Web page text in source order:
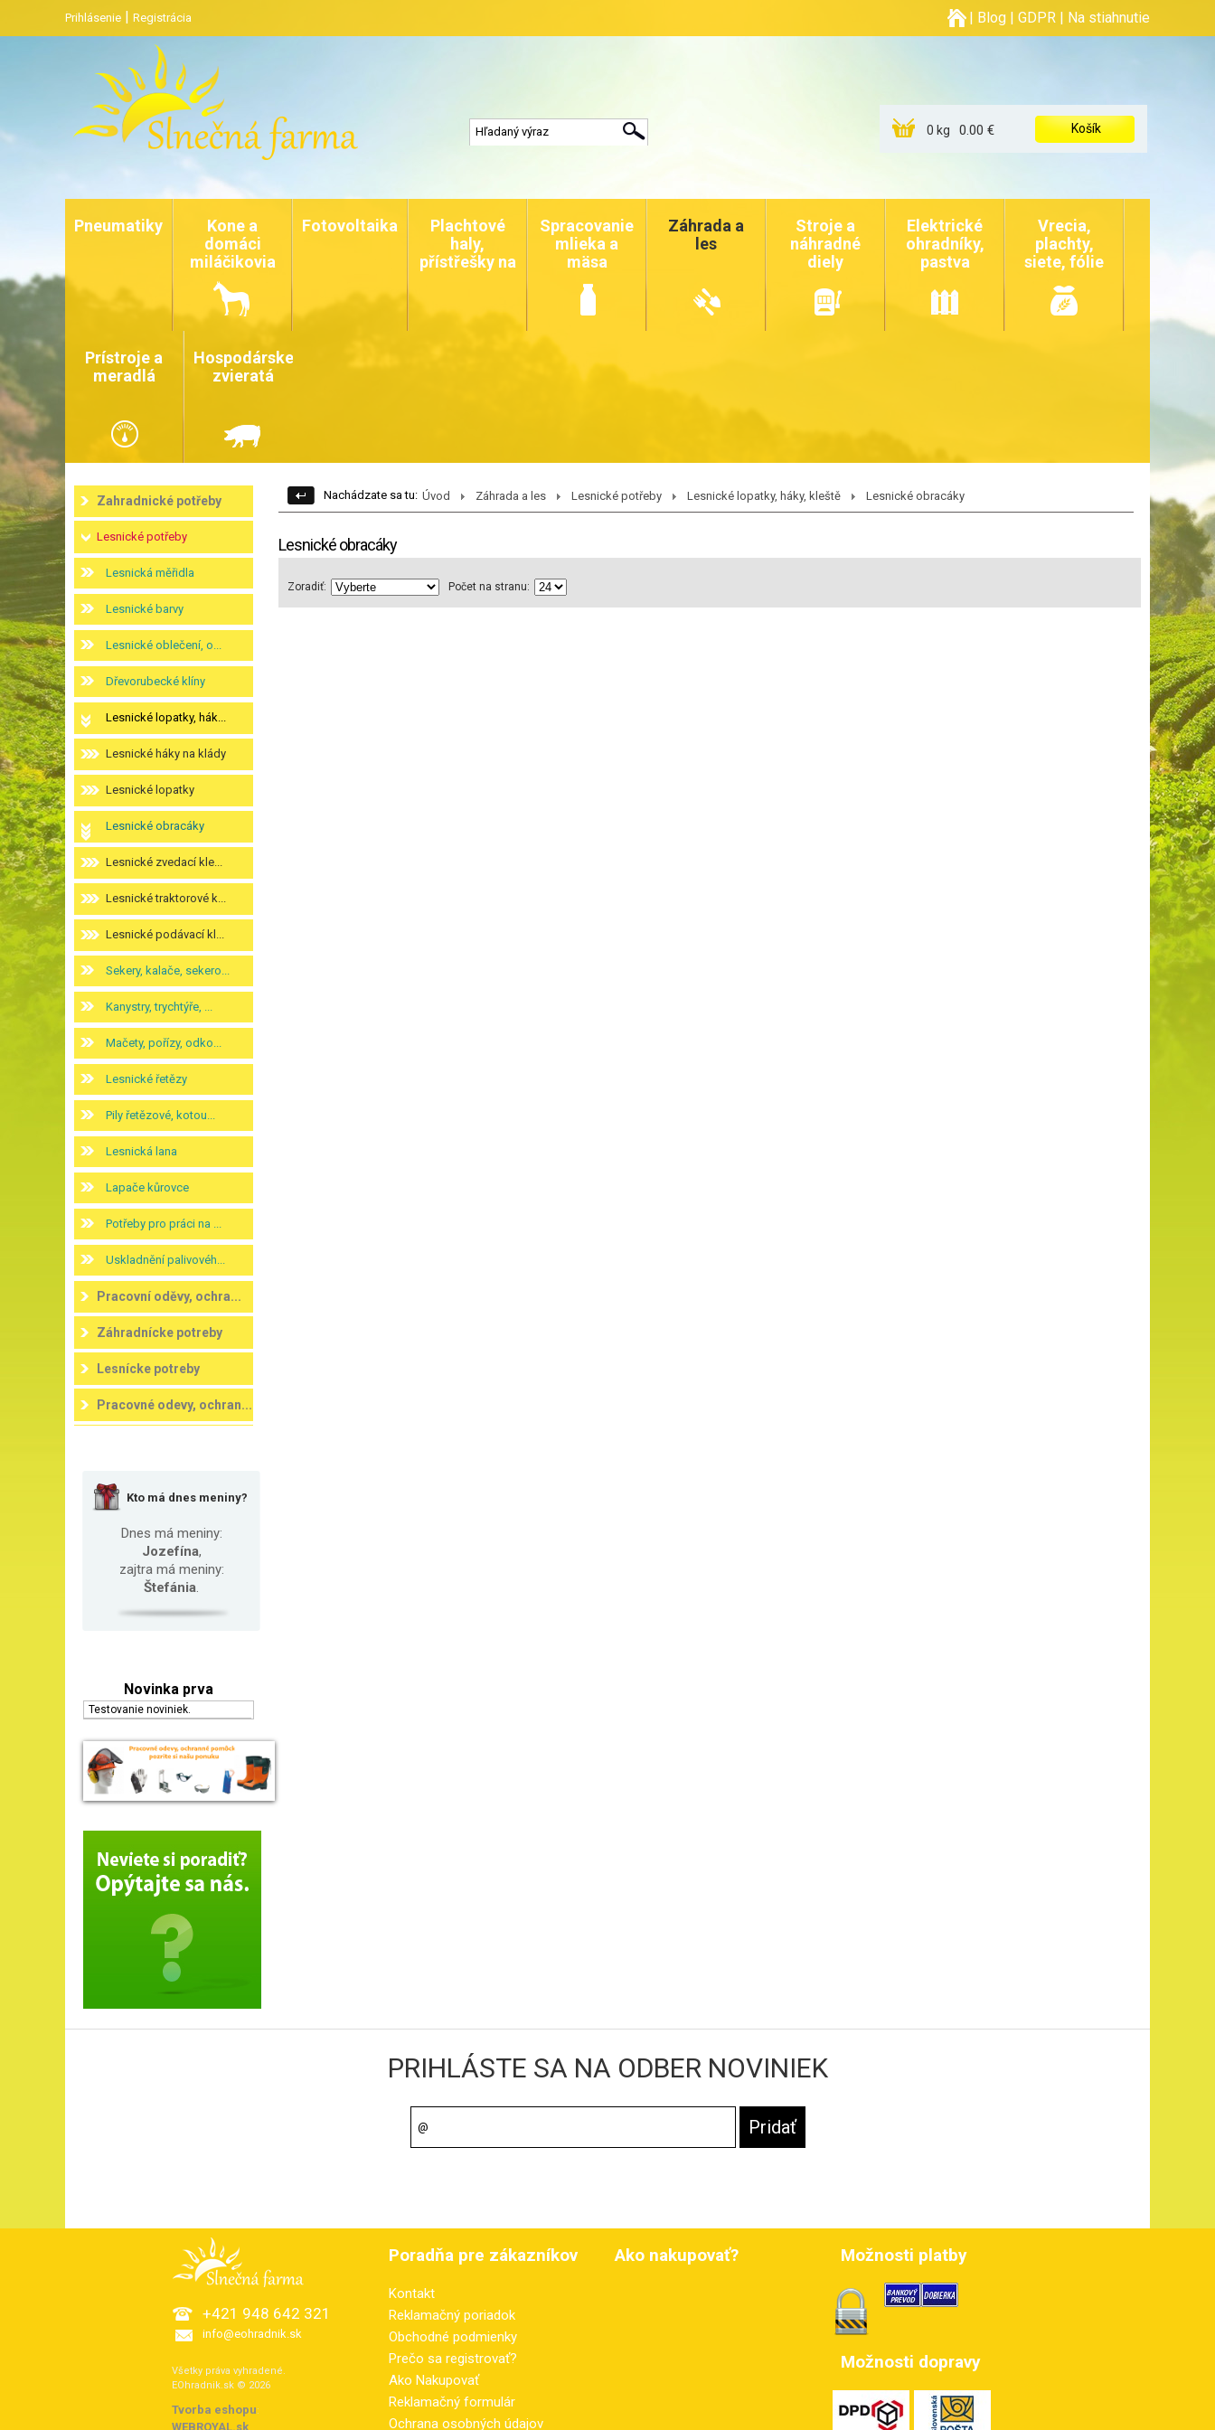
Prihlásenie | Registrácia | Blog | GDPR | Na stiahnutie
0 kg 0.00 € Košík
Pneumatiky
Kone a
domáci
miláčikovia
Fotovoltaika
Plachtové
haly,
přístřešky na
Spracovanie
mlieka a
mäsa
Záhrada a
les
Stroje a
náhradné
diely
Elektrické
ohradníky,
pastva
Vrecia,
plachty,
siete, fólie
Prístroje a
meradlá
Hospodárske
zvieratá
Zahradnické potřeby
Lesnické potřeby
Lesnická měřidla
Lesnické barvy
Lesnické oblečení, o...
Dřevorubecké klíny
Lesnické lopatky, hák...
Lesnické háky na klády
Lesnické lopatky
Lesnické obracáky
Lesnické zvedací kle...
Lesnické traktorové k...
Lesnické podávací kl...
Sekery, kalače, sekero...
Kanystry, trychtýře, ...
Mačety, pořízy, odko...
Lesnické řetězy
Pily řetězové, kotou...
Lesnická lana
Lapače kůrovce
Potřeby pro práci na ...
Uskladnění palivovéh...
Pracovní oděvy, ochra...
Záhradnícke potreby
Lesnícke potreby
Pracovné odevy, ochran...
Kto má dnes meniny?
Dnes má meniny:
Jozefína,
zajtra má meniny:
Štefánia.
Novinka prva
Testovanie noviniek.
Nachádzate sa tu: Úvod Záhrada a les Lesnické potřeby Lesnické lopatky, háky, kleště Lesnické obracáky
Lesnické obracáky
Zoradiť: Počet na stranu:
PRIHLÁSTE SA NA ODBER NOVINIEK
+421 948 642 321
info@eohradnik.sk
Všetky práva vyhradené.
EOhradnik.sk © 2026
Tvorba eshopu:
WEBROYAL.sk
Poradňa pre zákazníkov
Kontakt
Reklamačný poriadok
Obchodné podmienky
Prečo sa registrovať?
Ako Nakupovať
Reklamačný formulár
Ochrana osobných údajov
Ako nakupovať? Možnosti platby
Možnosti dopravy